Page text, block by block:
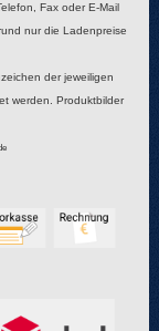
Fax oder E-Mail
nur die Ladenpreise
der jeweiligen
werden. Produktbilder